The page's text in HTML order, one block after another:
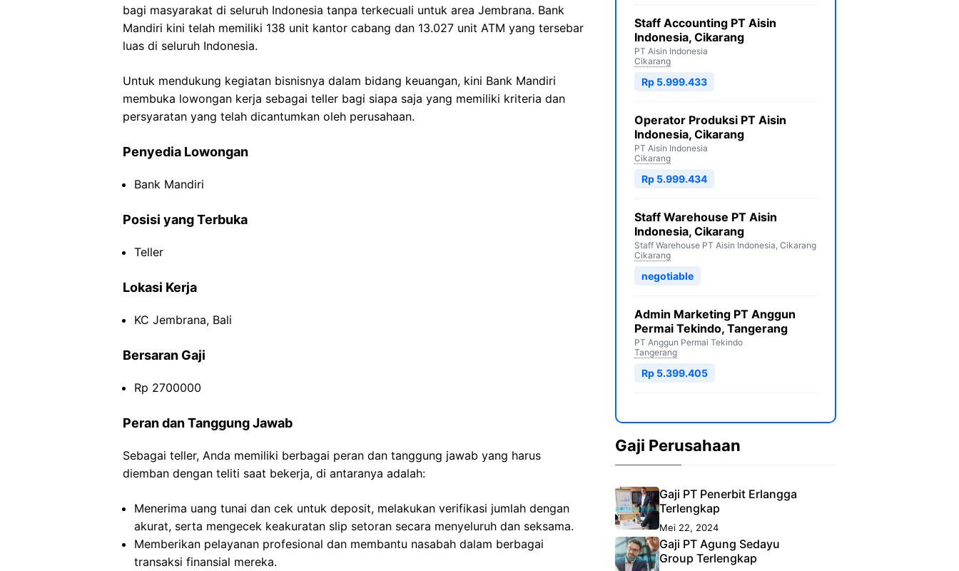
bagi masyarakat di seluruh Indonesia tanpa terkecuali untuk area Jembrana. Bank
Mandiri kini telah memiliki 138 unit kantor cabang dan 13.027 unit ATM yang tersebar
luas di seluruh Indonesia.
Untuk mendukung kegiatan bisnisnya dalam bidang keuangan, kini Bank Mandiri
membuka lowongan kerja sebagai teller bagi siapa saja yang memiliki kriteria dan
persyaratan yang telah dicantumkan oleh perusahaan.
Penyedia Lowongan
Bank Mandiri
Posisi yang Terbuka
Teller
Lokasi Kerja
KC Jembrana, Bali
Bersaran Gaji
Rp 2700000
Peran dan Tanggung Jawab
Sebagai teller, Anda memiliki berbagai peran dan tanggung jawab yang harus
diemban dengan teliti saat bekerja, di antaranya adalah:
Menerima uang tunai dan cek untuk deposit, melakukan verifikasi jumlah dengan
akurat, serta mengecek keakuratan slip setoran secara menyeluruh dan seksama.
Memberikan pelayanan profesional dan membantu nasabah dalam berbagai
transaksi finansial mereka.
Staff Accounting PT Aisin
Indonesia, Cikarang
PT Aisin Indonesia
Cikarang
Rp 5.999.433
Operator Produksi PT Aisin
Indonesia, Cikarang
PT Aisin Indonesia
Cikarang
Rp 5.999.434
Staff Warehouse PT Aisin
Indonesia, Cikarang
Staff Warehouse PT Aisin Indonesia, Cikarang
Cikarang
negotiable
Admin Marketing PT Anggun
Permai Tekindo, Tangerang
PT Anggun Permai Tekindo
Tangerang
Rp 5.399.405
Gaji Perusahaan
Gaji PT Penerbit Erlangga
Terlengkap
Mei 22, 2024
Gaji PT Agung Sedayu
Group Terlengkap